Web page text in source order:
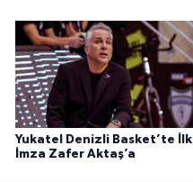
Yukatel Denizli Basket’te İlk
İmza Zafer Aktaş’a